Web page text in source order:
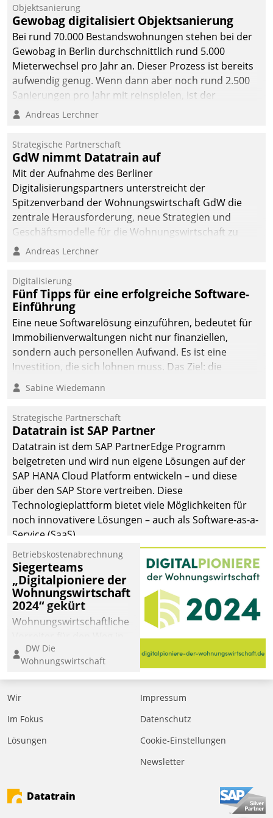
Objektsanierung
Gewobag digitalisiert Objektsanierung
Bei rund 70.000 Bestandswohnungen stehen bei der
Gewobag in Berlin durchschnittlich rund 5.000
Mieterwechsel pro Jahr an. Dieser Prozess ist bereits
aufwendig genug. Wenn dann aber noch rund 2.500
Sanierungen pro Jahr mit reinspielen, ist der
Betreuungs- und Organisationsaufwand immens. Im
kommunale Wohnungsbauunternehmen daher
gemeinsam mit der Berliner Datatrain GmbH den
Teilprozess der Objektsanierung digitalisiert.
Andreas Lerchner
Strategische Partnerschaft
GdW nimmt Datatrain auf
Mit der Aufnahme des Berliner
Digitalisierungspartners unterstreicht der
Spitzenverband der Wohnungswirtschaft GdW die
zentrale Herausforderung, neue Strategien und
Geschäftsmodelle für die Wohnungswirtschaft zu
entwickeln.
Andreas Lerchner
Digitalisierung
Fünf Tipps für eine erfolgreiche Software-
Einführung
Eine neue Softwarelösung einzuführen, bedeutet für
Immobilienverwaltungen nicht nur finanziellen,
sondern auch personellen Aufwand. Es ist eine
Investition, die sich lohnen muss. Das Ziel: die
nachhaltige Optimierung der Geschäftsabläufe. Damit
dieses Ziel erreicht wird, sollten einige Grundregeln
Sabine Wiedemann
Strategische Partnerschaft
Datatrain ist SAP Partner
Datatrain ist dem SAP PartnerEdge Programm
beigetreten und wird nun eigene Lösungen auf der
SAP HANA Cloud Platform entwickeln – und diese
über den SAP Store vertreiben. Diese
Technologieplattform bietet viele Möglichkeiten für
noch innovativere Lösungen – auch als Software-as-a-
Service (SaaS).
Betriebskostenabrechnung
Siegerteams
„Digitalpioniere der
Wohnungswirtschaft
2024“ gekürt
Wohnungswirtschaftliche
eine digitale Zukunft zu
finden, ist das Ziel des
Awards „Digitalpioniere
der
Bewerben können sich
dafür ein Team
DW Die
Wohnungswirtschaft
Wir
Im Fokus
Lösungen
Impressum
Datenschutz
Cookie-Einstellungen
Newsletter
Datatrain